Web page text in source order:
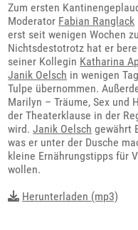
Zum ersten
Moderator Fabian Ranglack
erst seit wenigen Wochen
Nichtsdestotrotz hat er
seiner Kollegin Katharina
Janik Oelsch in wenigen
Tulpe übernommen.
Marilyn – Träume, Sex und
der Theaterklause in der
wird.Janik Oelsch gewährt
was er unter der Dusche
kleine Ernährungstipps für
wollen.
Herunterladen (mp3)